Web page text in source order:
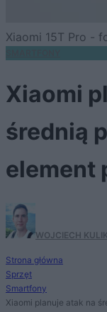
Xiaomi 15T Pro -
Xiaomi
średnią
element
WOJCIECH KULIK
Strona główna
Sprzęt
Smartfony
Xiaomi planuje atak na